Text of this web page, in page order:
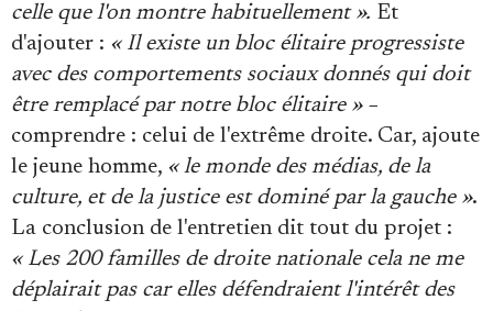
celle que l'on montre habituellement ». Et
d'ajouter : « Il existe un bloc élitaire progressiste
avec des comportements sociaux donnés qui doit
être remplacé par notre bloc élitaire »−
comprendre : celui de l'extrême droite. Car, ajoute
le jeune homme, « le monde des médias, de la
culture, et de la justice est dominé par la gauche ».
La conclusion de l'entretien dit tout du projet :
« Les 200 familles de droite nationale cela ne me
déplairait pas car elles défendraient l'intérêt des